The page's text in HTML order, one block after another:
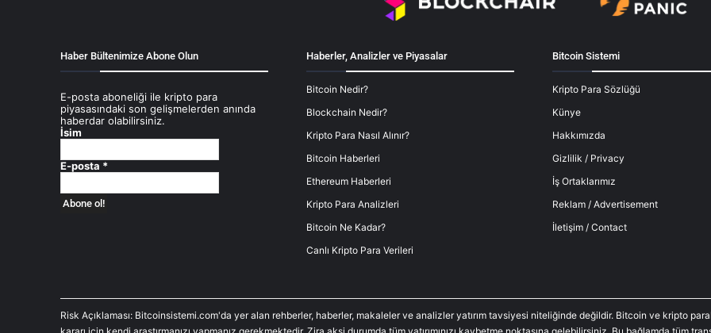
Haber Bültenimize Abone Olun
E-posta aboneliği ile kripto para
piyasasındaki son gelişmelerden anında
haberdar olabilirsiniz.
İsim
E-posta *
Haberler, Analizler ve Piyasalar
Bitcoin Nedir?
Blockchain Nedir?
Kripto Para Nasıl Alınır?
Bitcoin Haberleri
Ethereum Haberleri
Kripto Para Analizleri
Bitcoin Ne Kadar?
Canlı Kripto Para Verileri
Bitcoin Sistemi
Kripto Para Sözlüğü
Künye
Hakkımızda
Gizlilik / Privacy
İş Ortaklarımız
Reklam / Advertisement
İletişim / Contact
Risk Açıklaması: Bitcoinsistemi.com'da yer alan rehberler, haberler, makaleler ve analizler yatırım tavsiyesi niteliğinde değildir. Bitcoin ve kripto